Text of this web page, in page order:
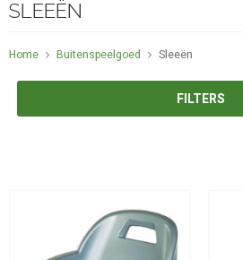
SLEEËN
Home Buitenspeelgoed Sleeën
FILTERS